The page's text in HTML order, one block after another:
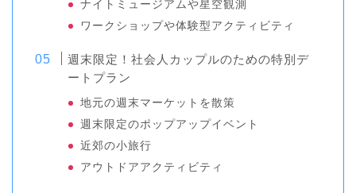
ナイトミュージアムや星空観測
ワークショップや体験型アクティビティ
週末限定！社会人カップルのための特別デ
ートプラン
地元の週末マーケットを散策
週末限定のポップアップイベント
近郊の小旅行
アウトドアアクティビティ